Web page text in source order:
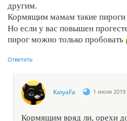
другим.
Кормящим мамам такие пироги
Но если у вас повышен
пирог можно только пробовать
Ответить
KatyaFa 1 июля 2019
Кормящим вряд ли, орехи